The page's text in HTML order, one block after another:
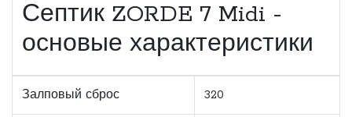
Септик ZORDE 7 Midi -
основые характеристики
Залповый сброс 320